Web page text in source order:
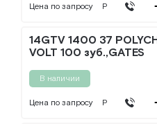
Цена по запросу Р
14GTV 1400 37
VOLT 100 зуб.,GATES
В наличии
Цена по запросу Р